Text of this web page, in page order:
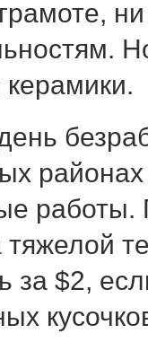
керамики.
работы.
тяжелой
за $2,